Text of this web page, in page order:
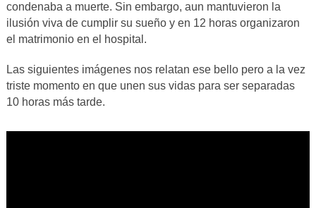
condenaba a muerte. Sin embargo, aun mantuvieron la
ilusión viva de cumplir su sueño y en 12 horas organizaron
el matrimonio en el hospital.
Las siguientes imágenes nos relatan ese bello pero a la vez
triste momento en que unen sus vidas para ser separadas
10 horas más tarde.